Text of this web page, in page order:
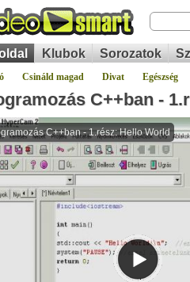
Klubok Sorozatok
Csináld magad Divat Egészség
C++ban -